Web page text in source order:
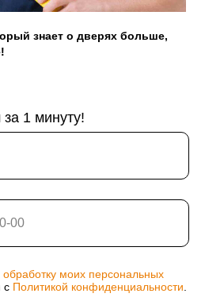
знает о дверях больше,
1 минуту!
моих персональных
с Политикой конфиденциальности
0176154523
данных
по усмотрению
на фотографиях,
Использование